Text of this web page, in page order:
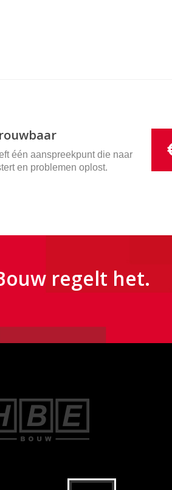
één aanspreekpunt die naar
en problemen oplost.
regelt het.